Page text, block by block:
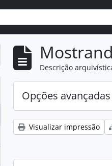
Descrição
Opções
Visualizar impressão